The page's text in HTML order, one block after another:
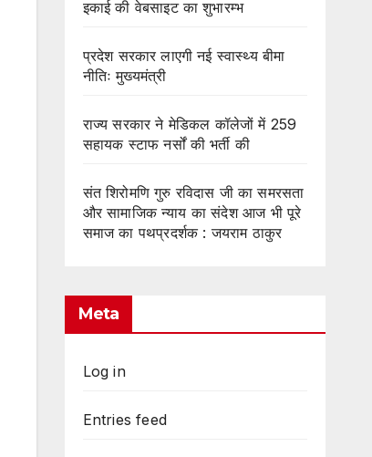
इकाई की वेबसाइट का शुभारम्भ
प्रदेश सरकार लाएगी नई स्वास्थ्य बीमा
नीतिः मुख्यमंत्री
राज्य सरकार ने मेडिकल कॉलेजों में 259
सहायक स्टाफ नर्सों की भर्ती की
संत शिरोमणि गुरु रविदास जी का समरसता
और सामाजिक न्याय का संदेश आज भी पूरे
समाज का पथप्रदर्शक : जयराम ठाकुर
Meta
Log in
Entries feed